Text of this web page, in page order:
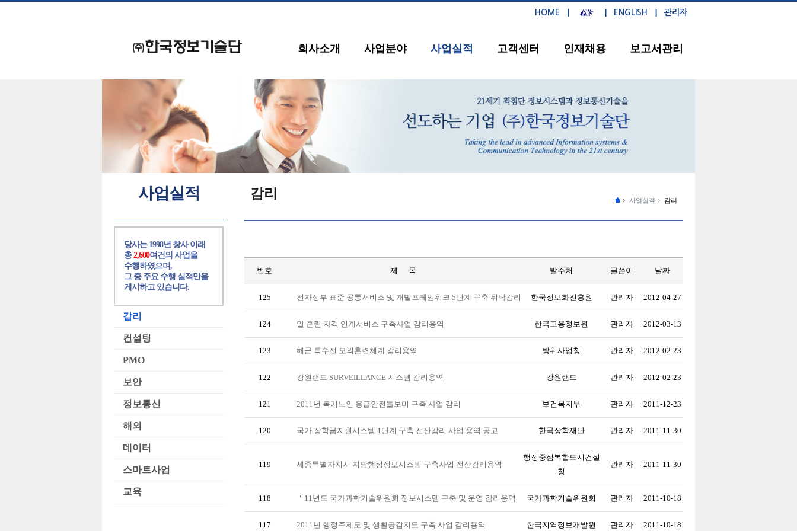
HOME ENGLISH 관리자
회사소개 사업분야 사업실적 고객센터 인재채용 보고서관리
사업실적 감리
감리
번호 제 목 발주처 글쓴이 날짜
125 전자정부 표준 공통서비스 및 개발프레임워크 5단계 구축 위탁감리 한국정보화진흥원 관리자 2012-04-27
124 일 훈련 자격 연계서비스 구축사업 감리용역 한국고용정보원 관리자 2012-03-13
123 해군 특수전 모의훈련체계 감리용역 방위사업청 관리자 2012-02-23
122 강원랜드 SURVEILLANCE 시스템 감리용역 강원랜드 관리자 2012-02-23
121 2011년 독거노인 응급안전돌보미 구축 사업 감리 보건복지부 관리자 2011-12-23
120 국가 장학금지원시스템 1단계 구축 전산감리 사업 용역 공고 한국장학재단 관리자 2011-11-30
119 세종특별자치시 지방행정정보시스템 구축사업 전산감리용역
행정중심복합도시건설
청
관리자 2011-11-30
118 ＇11년도 국가과학기술위원회 정보시스템 구축 및 운영 감리용역 국가과학기술위원회 관리자 2011-10-18
117 2011년 행정주제도 및 생활공감지도 구축 사업 감리용역 한국지역정보개발원 관리자 2011-10-18
사업실적
당사는 1998년 창사 이래
총2,600여건의 사업을
수행하였으며,
그 중 주요 수행 실적만을
게시하고 있습니다.
감리
컨설팅
PMO
보안
정보통신
해외
데이터
스마트사업
교육